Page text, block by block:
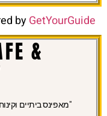
byGetYourGuide
&
"מאפינס ביתיים